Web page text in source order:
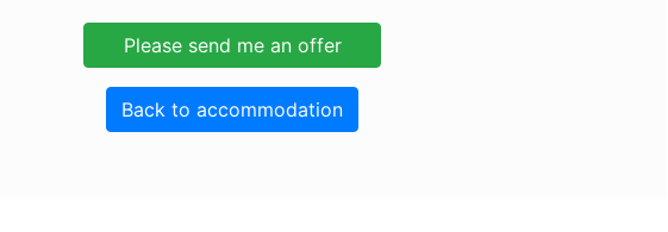
Back to accommodation